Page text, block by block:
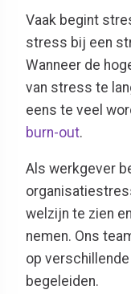
Vaak begint
stress bij een
Wanneer de
van stress te
eens te veel
burn-out.
Als werkgever
welzijn te zien
nemen. Ons
op
begeleiden.